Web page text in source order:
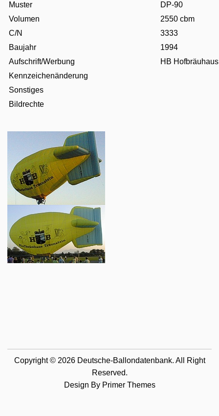
Muster
DP-90
Volumen
2550 cbm
C/N
3333
Baujahr
1994
Aufschrift/Werbung
HB
Kennzeichenänderung
Sonstiges
Bildrechte
Copyright © 2026 Deutsche-Ballondatenbank. All Right
Reserved.
Design By Primer Themes